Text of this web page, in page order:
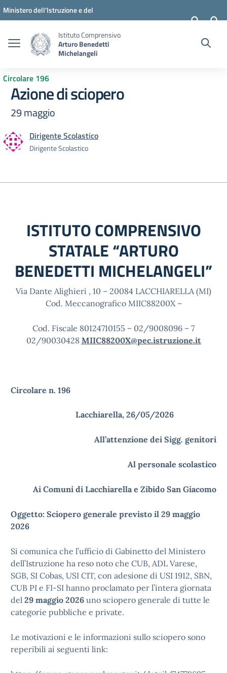
Vai ai contenuti
Vai al menu di navigazione
Vai al footer
Ministero dell'Istruzione e del
Istituto Comprensivo
Arturo Benedetti
Michelangeli
Circolare 196
Azione di sciopero
29 maggio
Dirigente Scolastico
Dirigente Scolastico
ISTITUTO COMPRENSIVO
STATALE “ARTURO
BENEDETTI MICHELANGELI”
Via Dante Alighieri , 10 – 20084 LACCHIARELLA (MI)
Cod. Meccanografico MIIC88200X –
Cod. Fiscale 80124710155 – 02/9008096 – 7
02/90030428 MIIC88200X@pec.istruzione.it
Circolare n. 196
Lacchiarella, 26/05/2026
All’attenzione dei Sigg. genitori
Al personale scolastico
Ai Comuni di Lacchiarella e Zibido San Giacomo
Oggetto: Sciopero generale previsto il 29 maggio
2026
Si comunica che l’ufficio di Gabinetto del Ministero
dell’Istruzione ha reso noto che CUB, ADL Varese,
SGB, SI Cobas, USI CIT, con adesione di USI 1912, SBN,
CUB PI e FI-SI hanno proclamato per l’intera giornata
del 29 maggio 2026 uno sciopero generale di tutte le
categorie pubbliche e private.
Le motivazioni e le informazioni sullo sciopero sono
reperibili ai seguenti link: